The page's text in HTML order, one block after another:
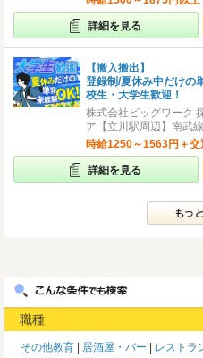
詳細を見る
【搬入搬出】
登録制/夏休み中だけ
校生・大学生歓迎！
株式会社ビッグワーク
ア【立川駅周辺】南武
時給1250～1563円＋交
詳細を見る
職種
その他教育 居酒屋・バー レストラ